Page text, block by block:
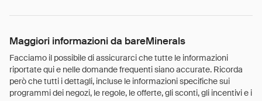
Maggiori informazioni da bareMinerals
Facciamo il possibile di assicurarci che tutte le informazioni
riportate qui e nelle domande frequenti siano accurate. Ricorda
però che tutti i dettagli, incluse le informazioni specifiche sui
programmi dei negozi, le regole, le offerte, gli sconti, gli incentivi e i